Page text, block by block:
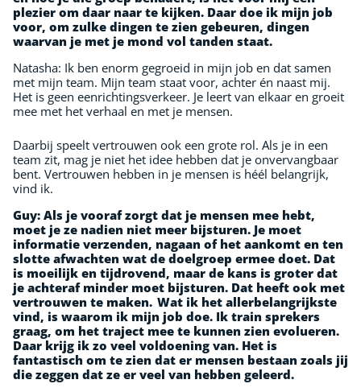
plezier om daar naar te kijken. Daar doe ik mijn job
voor, om zulke dingen te zien gebeuren, dingen
waarvan je met je mond vol tanden staat.
Natasha: Ik ben enorm gegroeid in mijn job en dat samen
met mijn team. Mijn team staat voor, achter én naast mij.
Het is geen eenrichtingsverkeer. Je leert van elkaar en groeit
mee met het verhaal en met je mensen.
Daarbij speelt vertrouwen ook een grote rol. Als je in een
team zit, mag je niet het idee hebben dat je onvervangbaar
bent. Vertrouwen hebben in je mensen is héél belangrijk,
vind ik.
Guy: Als je vooraf zorgt dat je mensen mee hebt,
moet je ze nadien niet meer bijsturen. Je moet
informatie verzenden, nagaan of het aankomt en ten
slotte afwachten wat de doelgroep ermee doet. Dat
is moeilijk en tijdrovend, maar de kans is groter dat
je achteraf minder moet bijsturen. Dat heeft ook met
vertrouwen te maken. Wat ik het allerbelangrijkste
vind, is waarom ik mijn job doe. Ik train sprekers
graag, om het traject mee te kunnen zien evolueren.
Daar krijg ik zo veel voldoening van. Het is
fantastisch om te zien dat er mensen bestaan zoals jij
die zeggen dat ze er veel van hebben geleerd.